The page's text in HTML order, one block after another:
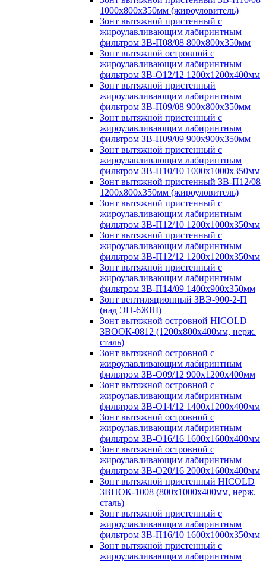
1000х800х350мм (жироуловитель)
Зонт вытяжной пристенный с
жироулавливающим лабиринтным
фильтром ЗВ-П08/08 800х800х350мм
Зонт вытяжной островной с
жироулавливающим лабиринтным
фильтром ЗВ-О12/12 1200х1200х400мм
Зонт вытяжной пристенный
жироулавливающим лабиринтным
фильтром ЗВ-П09/08 900х800х350мм
Зонт вытяжной пристенный с
жироулавливающим лабиринтным
фильтром ЗВ-П09/09 900х900х350мм
Зонт вытяжной пристенный с
жироулавливающим лабиринтным
фильтром ЗВ-П10/10 1000х1000х350мм
Зонт вытяжной пристенный ЗВ-П12/08
1200х800х350мм (жироуловитель)
Зонт вытяжной пристенный с
жироулавливающим лабиринтным
фильтром ЗВ-П12/10 1200х1000х350мм
Зонт вытяжной пристенный с
жироулавливающим лабиринтным
фильтром ЗВ-П12/12 1200х1200х350мм
Зонт вытяжной пристенный с
жироулавливающим лабиринтным
фильтром ЗВ-П14/09 1400х900х350мм
Зонт вентиляционный ЗВЭ-900-2-П
(над ЭП-6ЖШ)
Зонт вытяжной островной HICOLD
ЗВООК-0812 (1200х800x400мм, нерж.
сталь)
Зонт вытяжной островной с
жироулавливающим лабиринтным
фильтром ЗВ-О09/12 900х1200х400мм
Зонт вытяжной островной с
жироулавливающим лабиринтным
фильтром ЗВ-О14/12 1400х1200х400мм
Зонт вытяжной островной с
жироулавливающим лабиринтным
фильтром ЗВ-О16/16 1600х1600х400мм
Зонт вытяжной островной с
жироулавливающим лабиринтным
фильтром ЗВ-О20/16 2000х1600х400мм
Зонт вытяжной пристенный HICOLD
ЗВПОК-1008 (800х1000х400мм, нерж.
сталь)
Зонт вытяжной пристенный с
жироулавливающим лабиринтным
фильтром ЗВ-П16/10 1600х1000х350мм
Зонт вытяжной пристенный с
жироулавливающим лабиринтным